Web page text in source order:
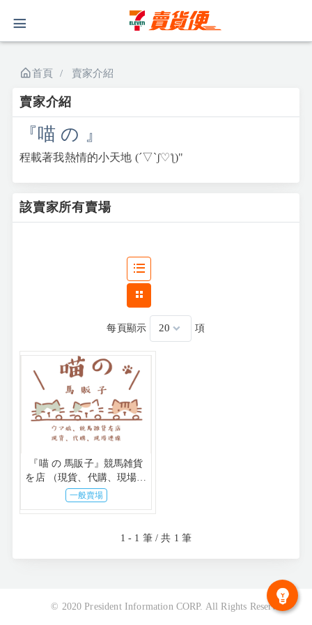
首頁 賣家介紹
賣家介紹
『喵 の 』
程載著我熱情的小天地 (´▽`ʃ♡ƪ)"
該賣家所有賣場
每頁顯示 項
『喵 の 馬販子』競馬雑貨
を店 （現貨、代購、現場連
線）
一般賣場
1 - 1 筆 / 共 1 筆
© 2020 President Information CORP. All Rights Reserved.